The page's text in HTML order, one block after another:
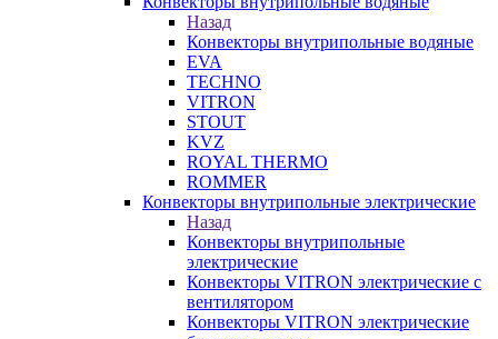
Назад
Конвекторы внутрипольные водяные
EVA
TECHNO
VITRON
STOUT
KVZ
ROYAL THERMO
ROMMER
Конвекторы внутрипольные электрические
Назад
Конвекторы внутрипольные
электрические
Конвекторы VITRON электрические с
вентилятором
Конвекторы VITRON электрические